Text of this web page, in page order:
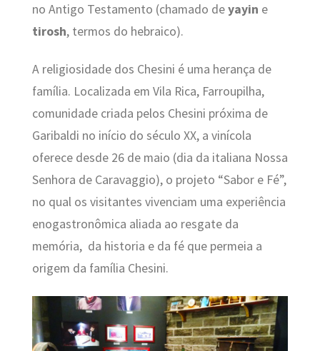
no Antigo Testamento (chamado deyayin e
tirosh, termos do hebraico).
A religiosidade dos Chesini é uma herança de
família. Localizada em Vila Rica, Farroupilha,
comunidade criada pelos Chesini próxima de
Garibaldi no início do século XX, a vinícola
oferece desde 26 de maio (dia da italiana Nossa
Senhora de Caravaggio), o projeto “Sabor e Fé”,
no qual os visitantes vivenciam uma experiência
enogastronômica aliada ao resgate da
memória, da historia e da fé que permeia a
origem da família Chesini.